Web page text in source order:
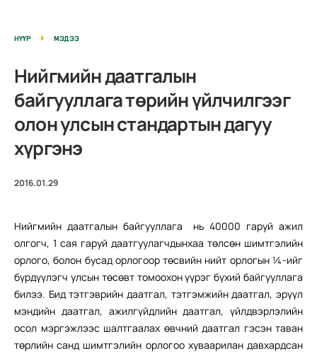
НҮҮР МЭДЭЭ
Нийгмийн даатгалын
байгууллага төрийн үйлчилгээг
олон улсын стандартын дагуу
хүргэнэ
2016.01.29
Нийгмийн даатгалын байгууллага нь 40000 гаруй ажил
олгогч, 1 сая гаруй даатгуулагчдынхаа төлсөн шимтгэлийн
орлого, болон бусад орлогоор төсвийн нийт орлогын ¼-ийг
бүрдүүлэгч улсын төсөвт томоохон үүрэг бүхий байгууллага
билээ. Бид тэтгэврийн даатгал, тэтгэмжийн даатгал, эрүүл
мэндийн даатгал, ажилгүйдлийн даатгал, үйлдвэрлэлийн
осол мэргэжлээс шалтгаалах өвчний даатгал гэсэн таван
төрлийн санд шимтгэлийн орлогоо хуваарилан давхардсан